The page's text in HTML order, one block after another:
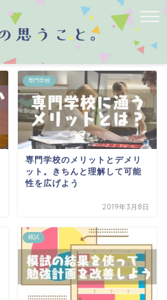
専門学校
専門学校のメリットとデメリ
ット。きちんと理解して可能
性を広げよう
2019年3月8日
模試